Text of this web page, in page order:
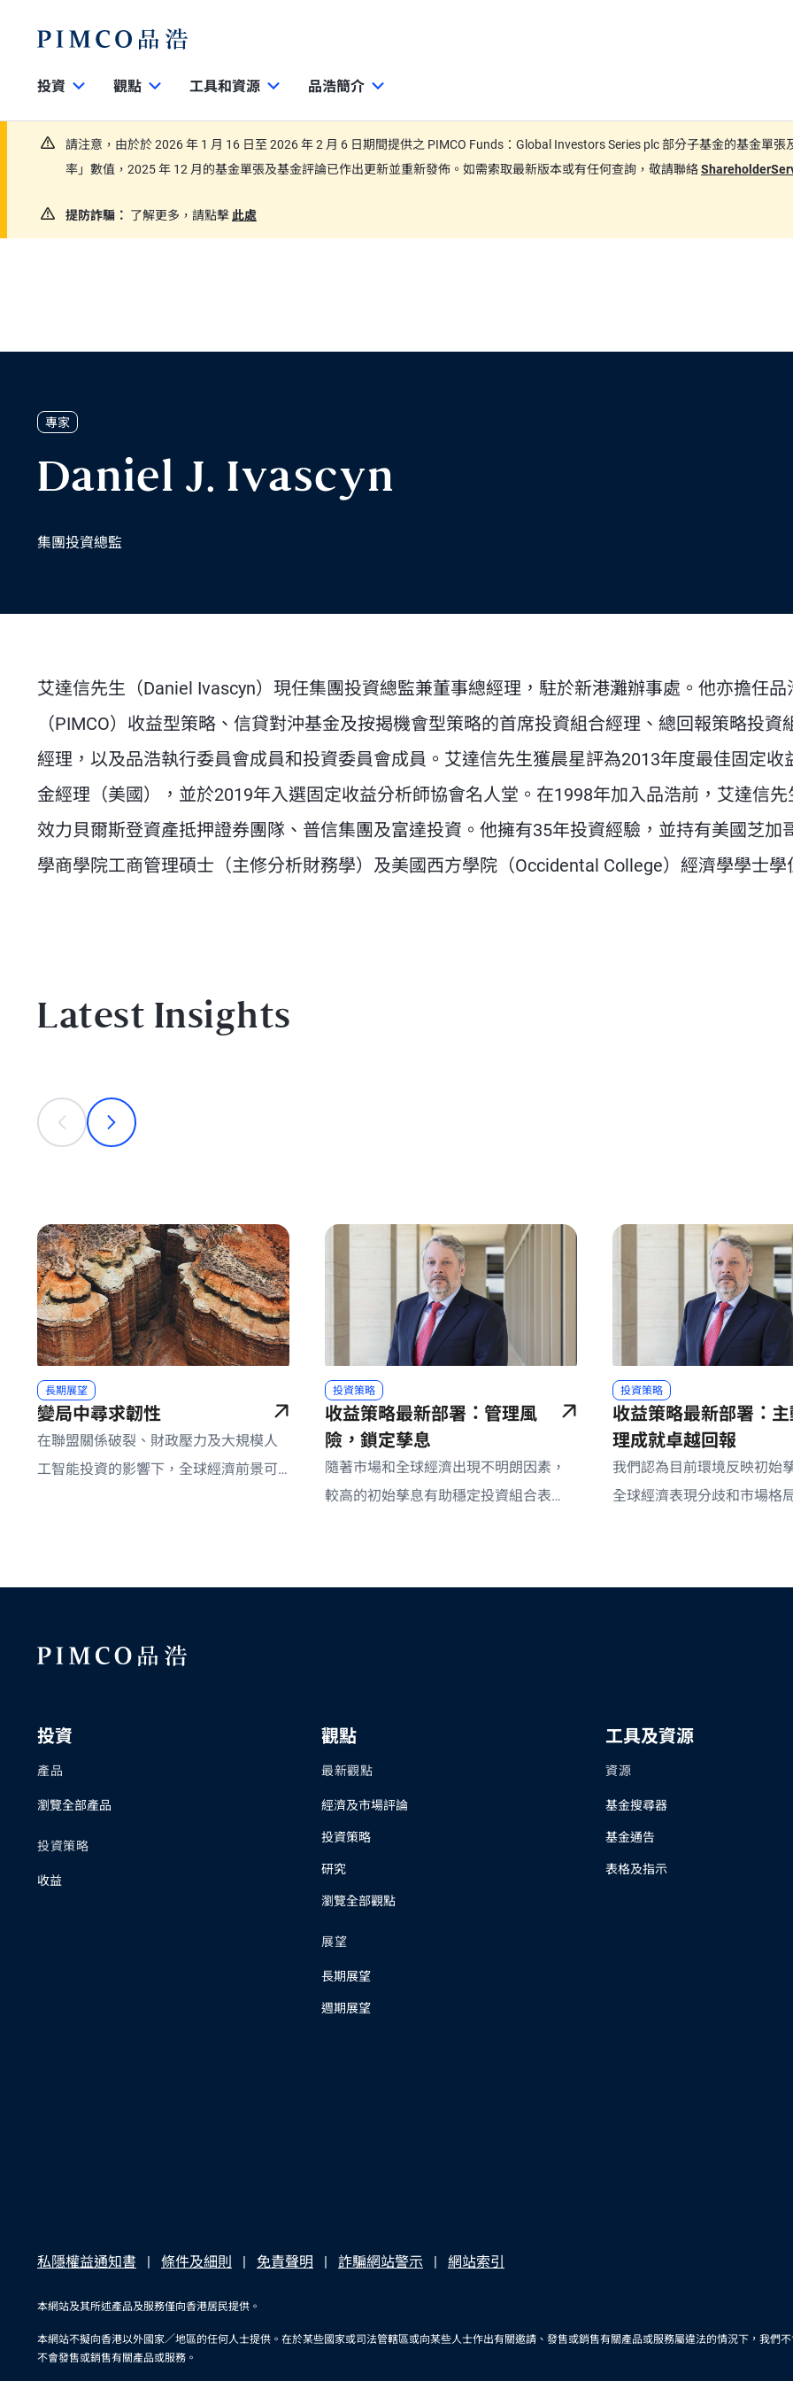
投資 觀點 工具和資源 品浩簡介
請注意，由於於 2026 年 1 月 16 日至 2026 年 2 月 6 日期間提供之 PIMCO Funds：Global Investors Series plc 部分子基金的基金單
率」數值，2025 年 12 月的基金單張及基金評論已作出更新並重新發佈。如需索取最新版本或有任何查詢，敬請聯絡
提防詐騙： 了解更多，請點擊 此處
專家
Daniel J. Ivascyn
集團投資總監
艾達信先生（Daniel Ivascyn）現任集團投資總監兼董事總經理，駐於新港灘辦事處。他亦擔任品
（PIMCO）收益型策略、信貸對沖基金及按揭機會型策略的首席投資組合經理、總回報策略投資
經理，以及品浩執行委員會成員和投資委員會成員。艾達信先生獲晨星評為2013年度最佳固定收
金經理（美國），並於2019年入選固定收益分析師協會名人堂。在1998年加入品浩前，艾達信先
效力貝爾斯登資產抵押證券團隊、普信集團及富達投資。他擁有35年投資經驗，並持有美國芝加
學商學院工商管理碩士（主修分析財務學）及美國西方學院（Occidental College）經濟學學士學
Latest Insights
This is a carousel with individual cards. Use the previous and next buttons to navigate.
prev
next
長期展望
變局中尋求韌性
在聯盟關係破裂、財政壓力及大規模人
工智能投資的影響下，全球經濟前景可
投資策略
收益策略最新部署：管理風
險，鎖定孳息
隨著市場和全球經濟出現不明朗因素，
較高的初始孳息有助穩定投資組合表
投資策略
收益策略最新部署：
理成就卓越回報
我們認為目前環境反映初始
全球經濟表現分歧和市場格
投資
產品
瀏覽全部產品
投資策略
收益
觀點
最新觀點
經濟及市場評論
投資策略
研究
瀏覽全部觀點
展望
長期展望
週期展望
工具及資源
資源
基金搜尋器
基金通告
表格及指示
私隱權益通知書 條件及細則 免責聲明 詐騙網站警示 網站索引
本網站及其所述產品及服務僅向香港居民提供。
本網站不擬向香港以外國家／地區的任何人士提供。在於某些國家或司法管轄區或向某些人士作出有關邀請、發售或銷售有關產品或服務屬違法的情況下，我們
不會發售或銷售有關產品或服務。